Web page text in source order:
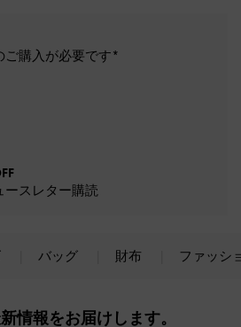
ご購入が必要です*
ースレター購読
バッグ 財布 ファッシ
情報をお届けします。​